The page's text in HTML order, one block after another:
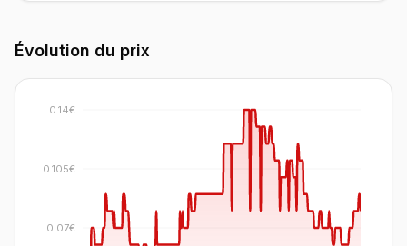
Évolution du prix
0.07€
0.105€
0.14€